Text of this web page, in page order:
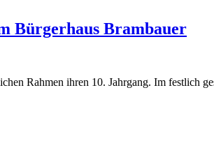
Bürgerhaus Brambauer
Rahmen ihren 10. Jahrgang. Im festlich